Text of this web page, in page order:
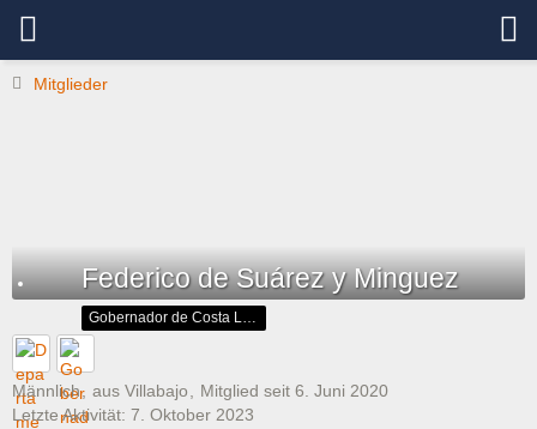
Mitglieder
Federico de Suárez y Minguez
Gobernador de Costa Luna
Männlich aus Villabajo
Mitglied seit 6. Juni 2020
Letzte Aktivität: 7. Oktober 2023